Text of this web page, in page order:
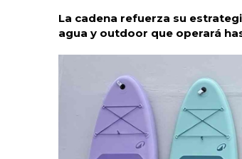
La cadena refuerza su
agua y outdoor que operará